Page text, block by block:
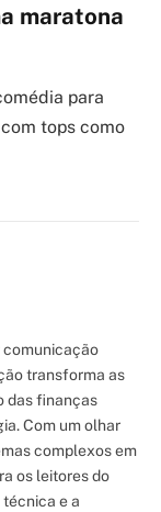
maratona
para
tops como
comunicação
transforma as
das finanças
Com um olhar
complexos em
os leitores do
e a